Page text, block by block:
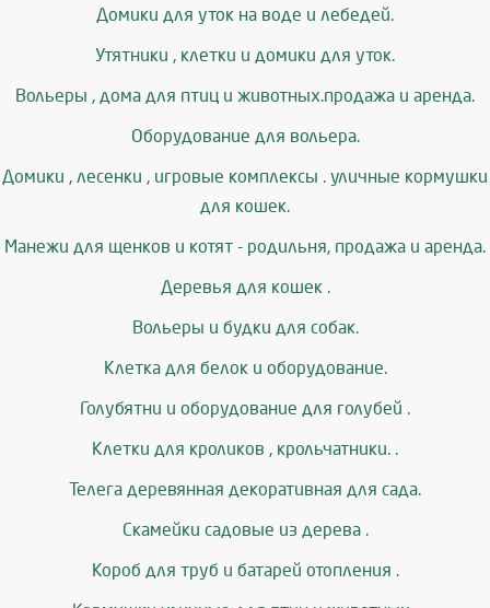
Домики для уток на воде и лебедей.
Утятники , клетки и домики для уток.
Вольеры , дома для птиц и животных.продажа и аренда.
Оборудование для вольера.
Домики , лесенки , игровые комплексы . уличные кормушки
для кошек.
Манежи для щенков и котят - родильня, продажа и аренда.
Деревья для кошек .
Вольеры и будки для собак.
Клетка для белок и оборудование.
Голубятни и оборудование для голубей .
Клетки для кроликов , крольчатники. .
Телега деревянная декоративная для сада.
Скамейки садовые из дерева .
Короб для труб и батарей отопления .